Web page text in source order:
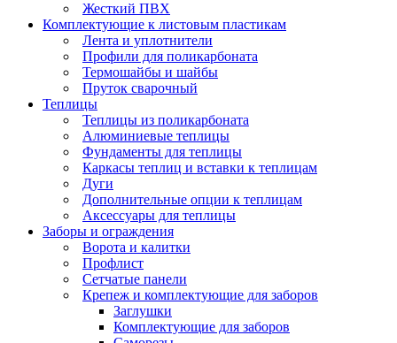
Жесткий ПВХ
Комплектующие к листовым пластикам
Лента и уплотнители
Профили для поликарбоната
Термошайбы и шайбы
Пруток сварочный
Теплицы
Теплицы из поликарбоната
Алюминиевые теплицы
Фундаменты для теплицы
Каркасы теплиц и вставки к теплицам
Дуги
Дополнительные опции к теплицам
Аксессуары для теплицы
Заборы и ограждения
Ворота и калитки
Профлист
Сетчатые панели
Крепеж и комплектующие для заборов
Заглушки
Комплектующие для заборов